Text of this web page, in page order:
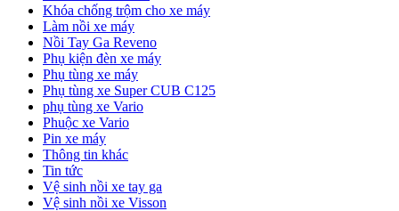
Khóa chống trộm cho xe máy
Làm nồi xe máy
Nồi Tay Ga Reveno
Phụ kiện đèn xe máy
Phụ tùng xe máy
Phụ tùng xe Super CUB C125
phụ tùng xe Vario
Phuộc xe Vario
Pin xe máy
Thông tin khác
Tin tức
Vệ sinh nồi xe tay ga
Vệ sinh nồi xe Visson